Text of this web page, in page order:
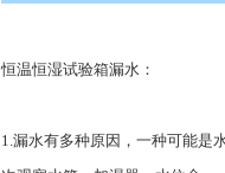
恒温恒湿试验箱漏水：
1.漏水有多种原因，一种可能是